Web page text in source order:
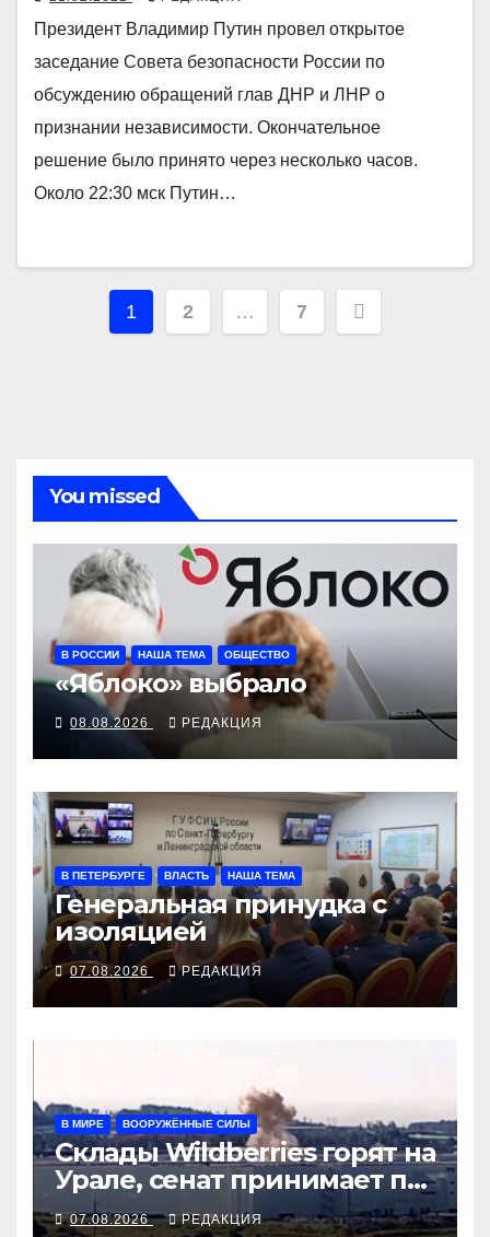
Президент Владимир Путин провел открытое
заседание Совета безопасности России по
обсуждению обращений глав ДНР и ЛНР о
признании независимости. Окончательное
решение было принято через несколько часов.
Около 22:30 мск Путин…
Навигация
1 2 … 7
You missed
В РОССИИ НАША ТЕМА ОБЩЕСТВО
«Яблоко» выбрало
08.08.2026 РЕДАКЦИЯ
В ПЕТЕРБУРГЕ ВЛАСТЬ НАША ТЕМА
Генеральная принудка с
изоляцией
07.08.2026 РЕДАКЦИЯ
В МИРЕ ВООРУЖЁННЫЕ СИЛЫ
Склады Wildberries горят на
Урале, сенат принимает по
Грэму закон
07.08.2026 РЕДАКЦИЯ